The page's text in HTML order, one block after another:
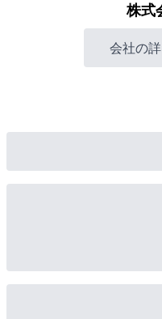
株式
会社の